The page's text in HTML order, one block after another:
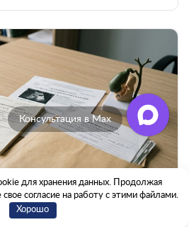
с хроническим
Консультация в Max
для хранения данных. Продолжая
свое согласие на работу с этими файлами.
Хорошо